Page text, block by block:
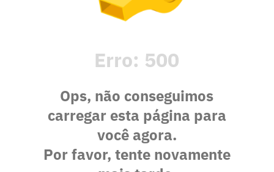
Erro: 500
Ops, não conseguimos
carregar esta página para
você agora.
Por favor, tente novamente